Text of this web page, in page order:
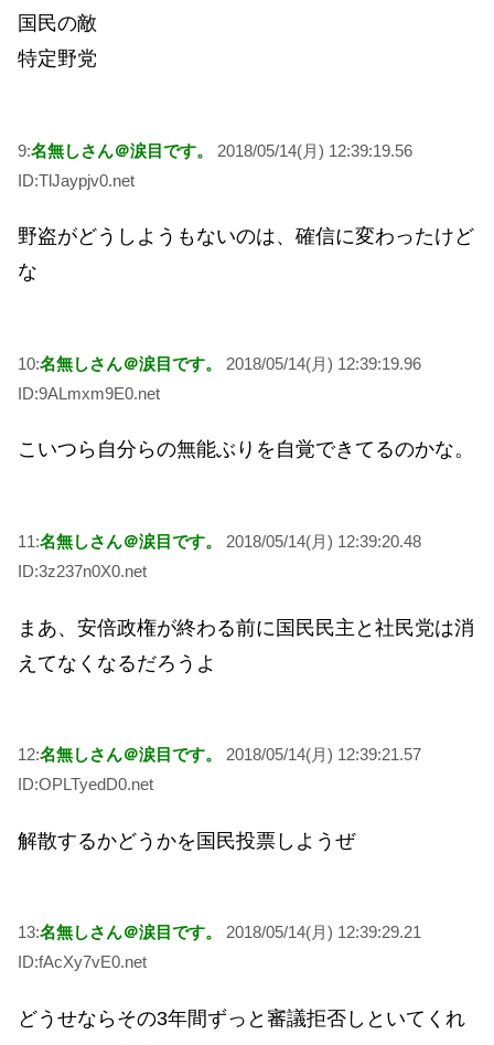
国民の敵
特定野党
9:名無しさん＠涙目です。
2018/05/14(月) 12:39:19.56
ID:TlJaypjv0.net
野盗がどうしようもないのは、確信に変わったけど
な
10:名無しさん＠涙目です。
2018/05/14(月) 12:39:19.96
ID:9ALmxm9E0.net
こいつら自分らの無能ぶりを自覚できてるのかな。
11:名無しさん＠涙目です。
2018/05/14(月) 12:39:20.48
ID:3z237n0X0.net
まあ、安倍政権が終わる前に国民民主と社民党は消
えてなくなるだろうよ
12:名無しさん＠涙目です。
2018/05/14(月) 12:39:21.57
ID:OPLTyedD0.net
解散するかどうかを国民投票しようぜ
13:名無しさん＠涙目です。
2018/05/14(月) 12:39:29.21
ID:fAcXy7vE0.net
どうせならその3年間ずっと審議拒否しといてくれ